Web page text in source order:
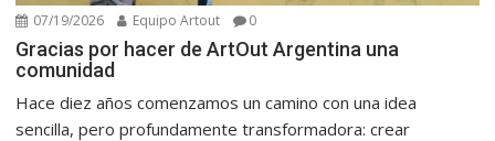
07/19/2026 Equipo Artout 0
Gracias por hacer de ArtOut Argentina una
comunidad
Hace diez años comenzamos un camino con una idea
sencilla, pero profundamente transformadora: crear